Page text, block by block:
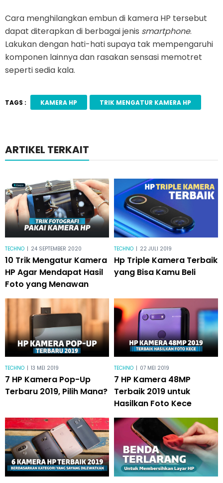
Cara menghilangkan embun di kamera HP tersebut
dapat diterapkan di berbagai jenis smartphone.
Lakukan dengan hati-hati supaya tak mempengaruhi
komponen lainnya dan rasakan sensasi memotret
seperti sedia kala.
TAGS : KAMERA HP TRIK MENGATUR KAMERA HP
ARTIKEL TERKAIT
TECHNO | 24 SEPTEMBER 2020
10 Trik Mengatur Kamera
HP Agar Mendapat Hasil
Foto yang Menawan
TECHNO | 22 JULI 2019
Hp Triple Kamera Terbaik
yang Bisa Kamu Beli
TECHNO | 13 MEI 2019
7 HP Kamera Pop-Up
Terbaru 2019, Pilih Mana?
TECHNO | 07 MEI 2019
7 HP Kamera 48MP
Terbaik 2019 untuk
Hasilkan Foto Kece